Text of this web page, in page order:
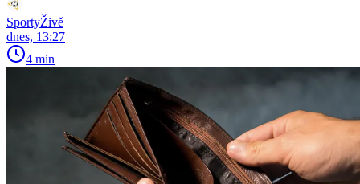
SportyŽivě
dnes, 13:27
4 min